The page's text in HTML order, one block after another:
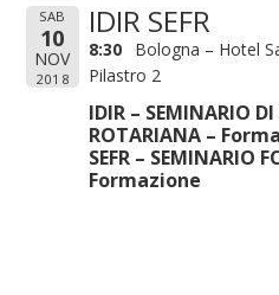
SAB
10
NOV
2018
IDIR SEFR
8:30
Bologna – Hotel
Pilastro 2
IDIR – SEMINARIO
ROTARIANA –
SEFR – SEMINARIO
Formazione